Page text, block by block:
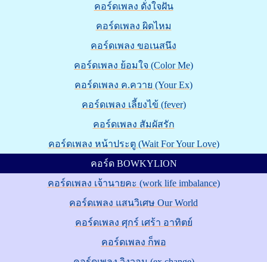
คอร์ดเพลง ดั่งใจฝัน
คอร์ดเพลง ผิดไหม
คอร์ดเพลง ขอเนสนึง
คอร์ดเพลง ย้อมใจ (Color Me)
คอร์ดเพลง ค.ควาย (Your Ex)
คอร์ดเพลง เลี้ยงไข้ (fever)
คอร์ดเพลง สัมผัสรัก
คอร์ดเพลง หน้าประตู (Wait For Your Love)
คอร์ด BOWKYLION
คอร์ดเพลง เจ้านายคะ (work life imbalance)
คอร์ดเพลง แสนวิเศษ Our World
คอร์ดเพลง ศุกร์ เศร้า อาทิตย์
คอร์ดเพลง ก็พอ